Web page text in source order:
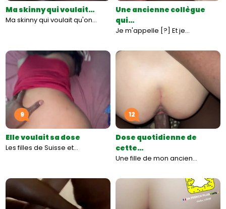
Ma skinny qui voulait…
Ma skinny qui voulait qu'on…
Une ancienne collègue
qui…
Je m'appelle [?] Et je…
9
Elle voulait sa dose
Les filles de Suisse et…
12
Dose quotidienne de
cette…
Une fille de mon ancien…